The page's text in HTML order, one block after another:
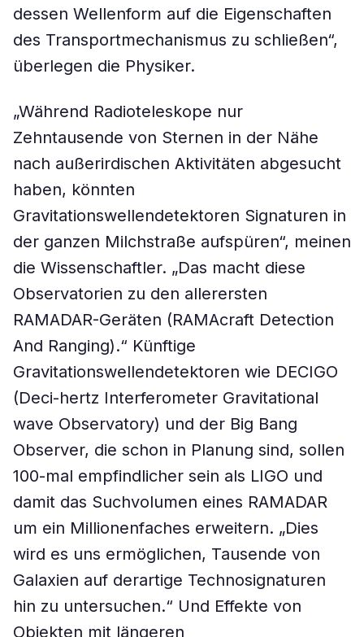
dessen Wellenform auf die Eigenschaften
des Transportmechanismus zu schließen“,
überlegen die Physiker.
„Während Radioteleskope nur
Zehntausende von Sternen in der Nähe
nach außerirdischen Aktivitäten abgesucht
haben, könnten
Gravitationswellendetektoren Signaturen in
der ganzen Milchstraße aufspüren“, meinen
die Wissenschaftler. „Das macht diese
Observatorien zu den allerersten
RAMADAR-Geräten (RAMAcraft Detection
And Ranging).“ Künftige
Gravitationswellendetektoren wie DECIGO
(Deci-hertz Interferometer Gravitational
wave Observatory) und der Big Bang
Observer, die schon in Planung sind, sollen
100-mal empfindlicher sein als LIGO und
damit das Suchvolumen eines RAMADAR
um ein Millionenfaches erweitern. „Dies
wird es uns ermöglichen, Tausende von
Galaxien auf derartige Technosignaturen
hin zu untersuchen.“ Und Effekte von
Objekten mit längeren